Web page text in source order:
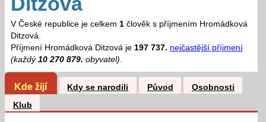
V České republice je celkem 1člověk s příjmením Hromádková
Ditzová.
Příjmení Hromádková Ditzová je 197 737. nejčastější příjmení
(každý 10 270 879. obyvatel).
Kde žijí Kdy se narodili Původ
Osobnosti
Klub